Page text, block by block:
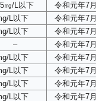
㎎/L以下 令和元年7月
L以下 令和元年7月
L以下 令和元年7月
– 令和元年7月
L以下 令和元年7月
L以下 令和元年7月
L以下 令和元年7月
L以下 令和元年7月